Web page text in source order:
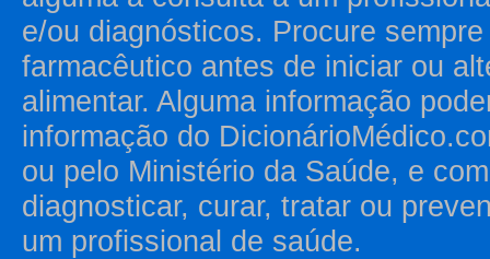
e/ou diagnósticos. Procure
farmacêutico antes de iniciar ou
alimentar. Alguma informação
informação do
ou pelo Ministério da Saúde, e
diagnosticar, curar, tratar ou
um profissional de saúde.